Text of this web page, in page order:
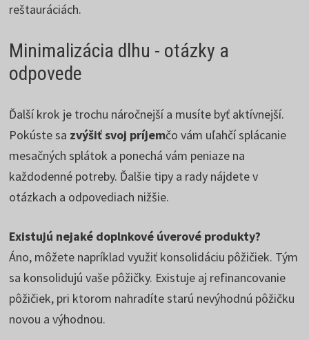
reštauráciách.
Minimalizácia dlhu - otázky a
odpovede
Ďalší krok je trochu náročnejší a musíte byť aktívnejší.
Pokúste sa zvýšiť svoj príjemčo vám uľahčí splácanie
mesačných splátok a ponechá vám peniaze na
každodenné potreby. Ďalšie tipy a rady nájdete v
otázkach a odpovediach nižšie.
Existujú nejaké doplnkové úverové produkty?
Áno, môžete napríklad využiť konsolidáciu pôžičiek. Tým
sa konsolidujú vaše pôžičky. Existuje aj refinancovanie
pôžičiek, pri ktorom nahradíte starú nevýhodnú pôžičku
novou a výhodnou.